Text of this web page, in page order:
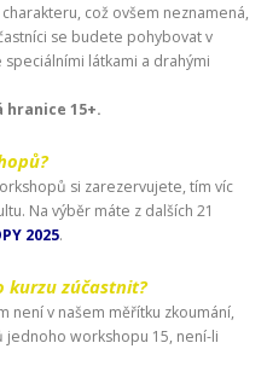
což ovšem neznamená,
se budete pohybovat v
látkami a drahými
hranice 15+.
si zarezervujete, tím víc
Na výběr máte z dalších 21
2025.
kurzu zúčastnit?
není v našem měřítku zkoumání,
workshopu 15, není-li